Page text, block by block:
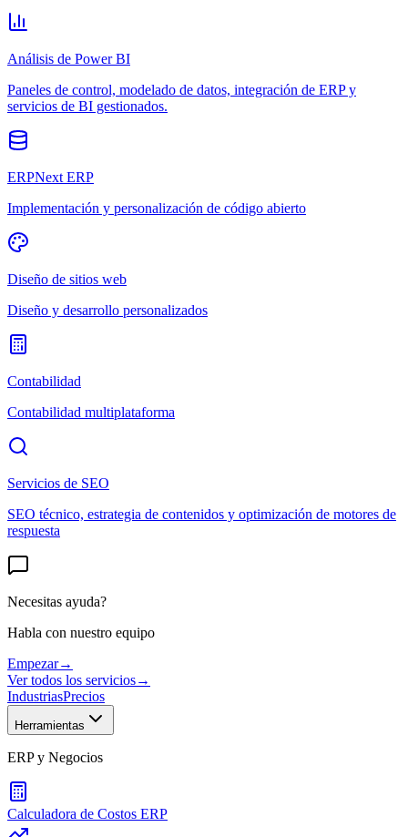
Análisis de Power BI
Paneles de control, modelado de datos, integración de ERP y
servicios de BI gestionados.
ERPNext ERP
Implementación y personalización de código abierto
Diseño de sitios web
Diseño y desarrollo personalizados
Contabilidad
Contabilidad multiplataforma
Servicios de SEO
SEO técnico, estrategia de contenidos y optimización de motores de
respuesta
Necesitas ayuda?
Habla con nuestro equipo
Empezar→
Ver todos los servicios→
IndustriasPrecios
Herramientas
ERP y Negocios
Calculadora de Costos ERP